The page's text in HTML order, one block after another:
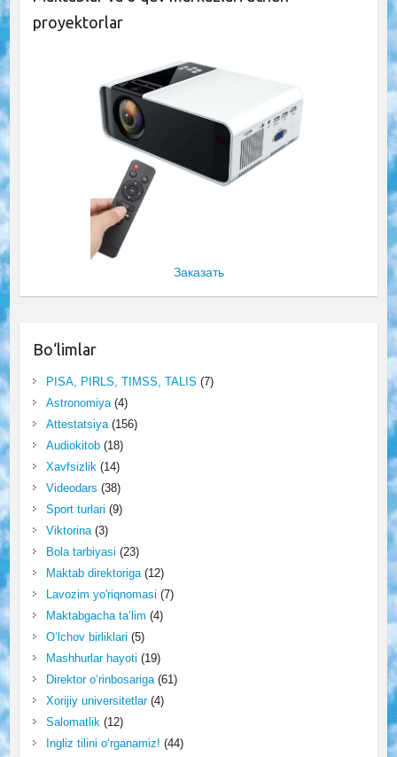
proyektorlar
Заказать
Bo‘limlar
PISA, PIRLS, TIMSS, TALIS (7)
Astronomiya(4)
Attestatsiya(156)
Audiokitob(18)
Xavfsizlik(14)
Videodars (38)
Sport turlari (9)
Viktorina(3)
Bola tarbiyasi (23)
Maktab direktoriga(12)
Lavozim yo'riqnomasi (7)
Maktabgacha ta’lim (4)
O‘lchov birliklari (5)
Mashhurlar hayoti (19)
Direktor o‘rinbosariga(61)
Xorijiy universitetlar(4)
Salomatlik(12)
Ingliz tilini o‘rganamiz! (44)